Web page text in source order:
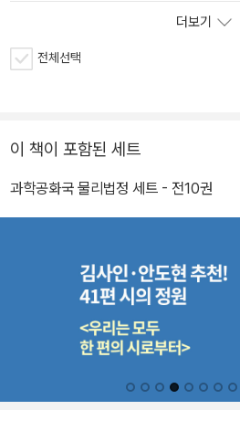
더보기
전체선택
이 책이 포함된 세트
과학공화국 물리법정 세트 - 전10권